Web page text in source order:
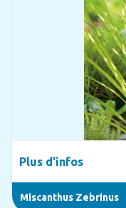
Miscanthus Zebrinus
Plus d'infos